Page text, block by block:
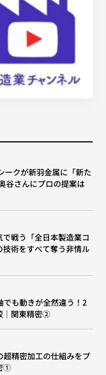
ークが新羽金属に「新た
谷さんにプロの提案は
で戦う「全日本製造業コ
術をすべて奪う非情ル
でも動きが全然違う！2
｜関東精密②
超精密加工の仕組みをプ
①